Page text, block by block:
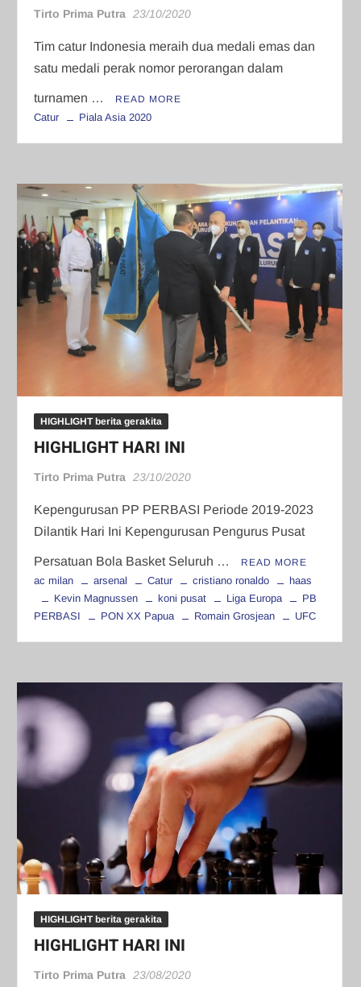
Tirto Prima Putra 23/10/2020
Tim catur Indonesia meraih dua medali emas dan
satu medali perak nomor perorangan dalam
turnamen … READ MORE
Catur Piala Asia 2020
HIGHLIGHT berita gerakita
HIGHLIGHT HARI INI
Tirto Prima Putra 23/10/2020
Kepengurusan PP PERBASI Periode 2019-2023
Dilantik Hari Ini Kepengurusan Pengurus Pusat
Persatuan Bola Basket Seluruh … READ MORE
ac milan arsenal Catur cristiano ronaldo
haas
Kevin Magnussen
koni pusat Liga Europa
PB
PERBASI
PON XX Papua Romain Grosjean UFC
HIGHLIGHT berita gerakita
HIGHLIGHT HARI INI
Tirto Prima Putra 23/08/2020